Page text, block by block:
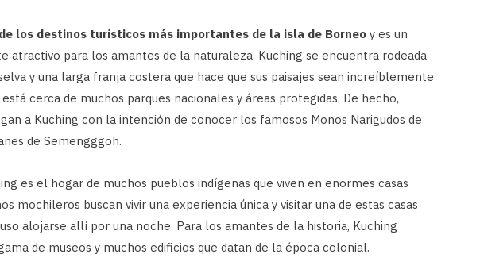
los destinos turísticos más importantes de la isla de Borneo y es un
atractivo para los amantes de la naturaleza. Kuching se encuentra rodeada
y una larga franja costera que hace que sus paisajes sean increíblemente
cerca de muchos parques nacionales y áreas protegidas. De hecho,
a Kuching con la intención de conocer los famosos Monos Narigudos de
de Semengggoh.
es el hogar de muchos pueblos indígenas que viven en enormes casas
mochileros buscan vivir una experiencia única y visitar una de estas casas
alojarse allí por una noche. Para los amantes de la historia, Kuching
de museos y muchos edificios que datan de la época colonial.